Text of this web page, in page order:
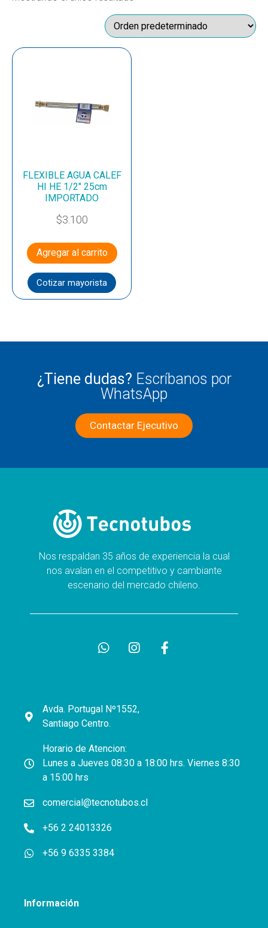
FLEXIBLE AGUA CALEF
HI HE 1/2″ 25cm
IMPORTADO
$3.100
Agregar al carrito
Cotizar mayorista
¿Tiene dudas? Escríbanos por
WhatsApp
Contactar Ejecutivo
Nos respaldan 35 años de experiencia la cual
nos avalan en el competitivo y cambiante
escenario del mercado chileno.
Avda. Portugal Nº1552,
Santiago Centro.
Horario de Atencion:
Lunes a Jueves 08:30 a 18:00 hrs. Viernes 8:30
a 15:00 hrs
comercial@tecnotubos.cl
+56 2 24013326
+56 9 6335 3384
Información